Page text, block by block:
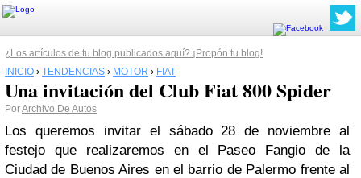
¿Los artículos de tu blog publicados aquí? ¡Propón tu blog!
INICIO › TENDENCIAS › MOTOR › FIAT
Una invitación del Club Fiat 800 Spider
PorArchivo De Autos
Los queremos invitar el sábado 28 de noviembre al
festejo que realizaremos en el Paseo Fangio de la
Ciudad de Buenos Aires en el barrio de Palermo frente al